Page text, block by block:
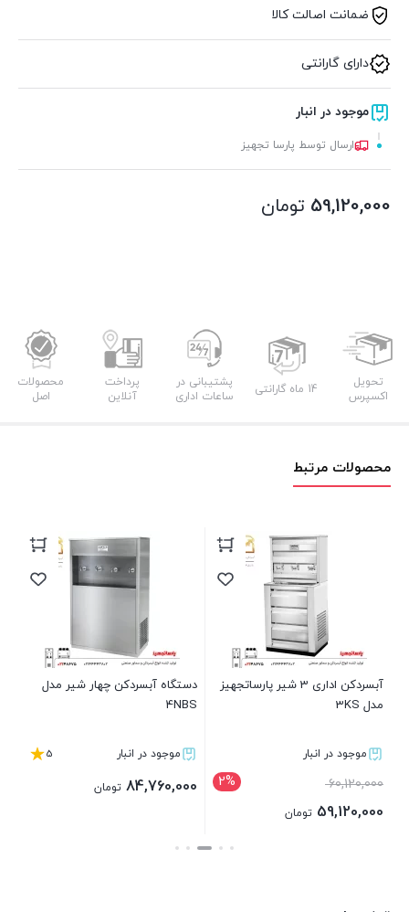
ضمانت اصالت کالا
دارای گارانتی
موجود در انبار
ارسال توسط پارسا تجهیز
59,120,000 تومان
تحویل
اکسپرس
14 ماه گارانتی
پشتیبانی در
ساعات اداری
پرداخت
آنلاین
محصولات
اصل
محصولات مرتبط
آبسردکن اداری 3 شیر پارساتجهیز
مدل 3KS
موجود در انبار
2% 60,120,000قیمت
اصلی:59,120,000 تومان
دستگاه آبسردکن چهار شیر مدل
4NBS
موجود در انبار 5
84,760,000 تومان